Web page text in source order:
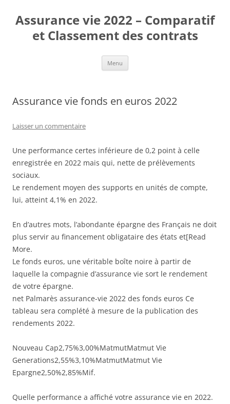
contenu
Assurance vie 2022 – Comparatif
et Classement des contrats
Menu
Assurance vie fonds en euros 2022
Laisser un commentaire
Une performance certes inférieure de 0,2 point à celle
enregistrée en 2022 mais qui, nette de prélèvements
sociaux.
Le rendement moyen des supports en unités de compte,
lui, atteint 4,1% en 2022.
En d’autres mots, l’abondante épargne des Français ne doit
plus servir au financement obligataire des états et[Read
More.
Le fonds euros, une véritable boîte noire à partir de
laquelle la compagnie d’assurance vie sort le rendement
de votre épargne.
net Palmarès assurance-vie 2022 des fonds euros Ce
tableau sera complété à mesure de la publication des
rendements 2022.
Nouveau Cap2,75%3,00%MatmutMatmut Vie
Generations2,55%3,10%MatmutMatmut Vie
Epargne2,50%2,85%Mif.
Quelle performance a affiché votre assurance vie en 2022.